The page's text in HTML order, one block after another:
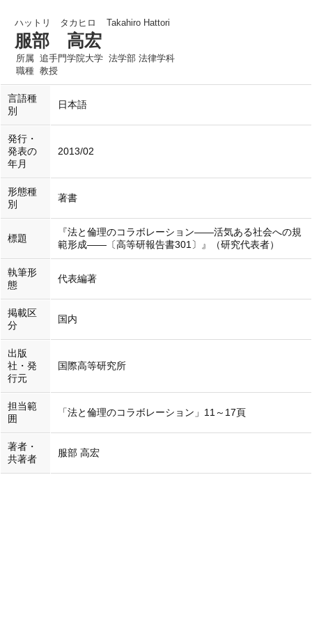
ハットリ タカヒロ Takahiro Hattori
服部 高宏
所属 追手門学院大学 法学部 法律学科
職種 教授
言語種
別
日本語
発行・
発表の
年月
2013/02
形態種
別
著書
標題
『法と倫理のコラボレーション――活気ある社会への規
範形成――〔高等研報告書301〕』（研究代表者）
執筆形
態
代表編著
掲載区
分
国内
出版
社・発
行元
国際高等研究所
担当範
囲
「法と倫理のコラボレーション」11～17頁
著者・
共著者
服部 高宏